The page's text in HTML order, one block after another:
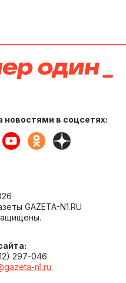
новостями в соцсетях:
GAZETA-N1.RU
297-046
n1.ru